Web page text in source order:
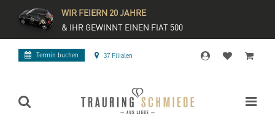
WIR FEIERN 20 JAHRE
& IHR GEWINNT EINEN FIAT 500
Termin buchen 37 Filialen